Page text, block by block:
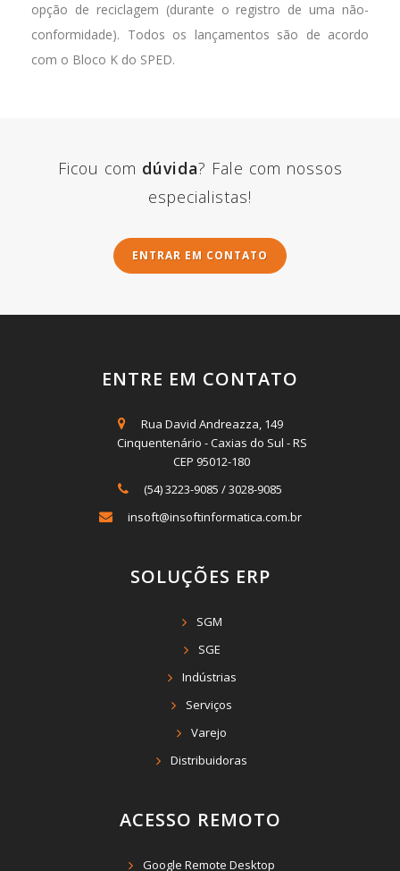
opção de reciclagem (durante o registro de uma não-
conformidade). Todos os lançamentos são de acordo
com o Bloco K do SPED.
Ficou com dúvida? Fale com nossos
especialistas!
ENTRAR EM CONTATO
ENTRE EM CONTATO
Rua David Andreazza, 149
Cinquentenário - Caxias do Sul - RS
CEP 95012-180
(54) 3223-9085 /3028-9085
insoft@insoftinformatica.com.br
SOLUÇÕES ERP
SGM
SGE
Indústrias
Serviços
Varejo
Distribuidoras
ACESSO REMOTO
Google Remote Desktop